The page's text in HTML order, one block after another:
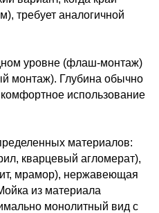
требует аналогичной
уровне (флаш-монтаж)
монтаж). Глубина обычно
использование
материалов:
кварцевый агломерат),
мрамор), нержавеющая
из материала
монолитный вид с